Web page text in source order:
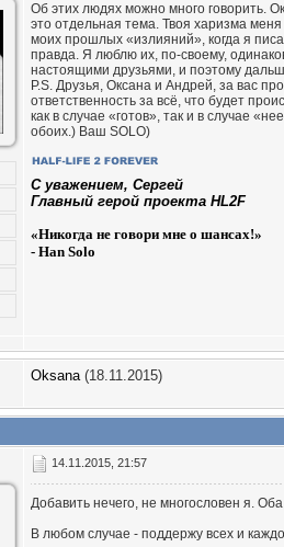
Об этих людях можно много говорить.
это отдельная тема. Твоя харизма
моих прошлых «излияний», когда я
правда. Я люблю их, по-своему,
настоящими друзьями, и поэтому
P.S. Друзья, Оксана и Андрей, за вас
ответственность за всё, что будет
как в случае «готов», так и в случае
обоих.) Ваш SOLO)
C уважением, Сергей
Главный герой проекта HL2F
«Никогда не говори мне о шансах!»
- Han Solo
Oksana(18.11.2015)
14.11.2015, 21:57
Добавить нечего, не многословен я.
В любом случае - поддержу всех и